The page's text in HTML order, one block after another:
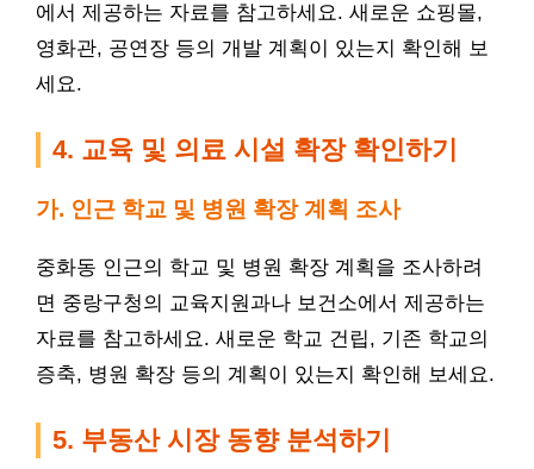
에서 제공하는 자료를 참고하세요. 새로운 쇼핑몰,
영화관, 공연장 등의 개발 계획이 있는지 확인해 보
세요.
4. 교육 및 의료 시설 확장 확인하기
가. 인근 학교 및 병원 확장 계획 조사
중화동 인근의 학교 및 병원 확장 계획을 조사하려
면 중랑구청의 교육지원과나 보건소에서 제공하는
자료를 참고하세요. 새로운 학교 건립, 기존 학교의
증축, 병원 확장 등의 계획이 있는지 확인해 보세요.
5. 부동산 시장 동향 분석하기